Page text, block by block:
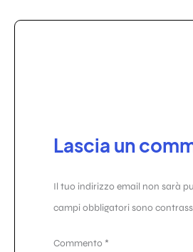
Lascia un
Il tuo indirizzo email non sarà
campi obbligatori sono
Commento *